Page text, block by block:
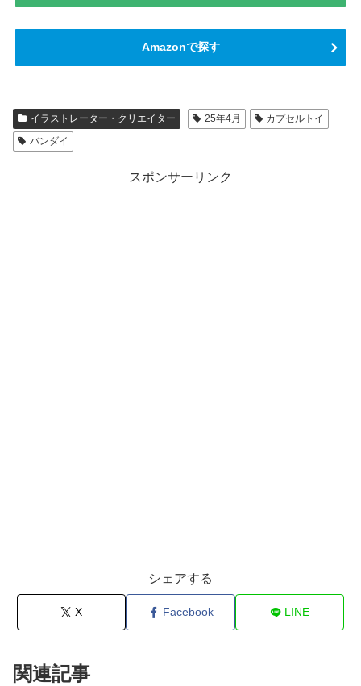
Amazonで探す
イラストレーター・クリエイター 25年4月
カプセルトイ
バンダイ
スポンサーリンク
シェアする
X Facebook LINE
関連記事